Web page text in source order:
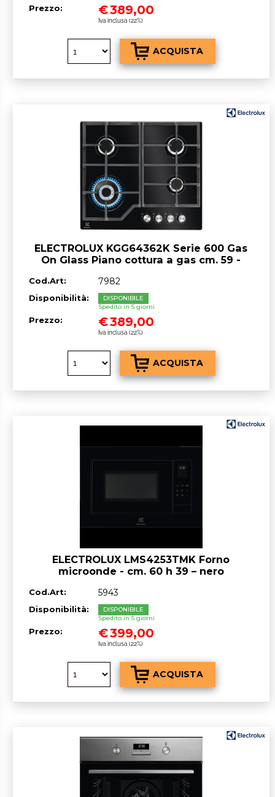
Prezzo: €389,00
Iva inclusa (22%)
ELECTROLUX KGG64362K Serie 600 Gas
On Glass Piano cottura a gas cm. 59 -
Cod.Art: 7982
Disponibilità:
DISPONIBILE
Spedito in 5 giorni
Prezzo: €389,00
Iva inclusa (22%)
ELECTROLUX LMS4253TMK Forno
microonde - cm. 60 h 39 – nero
Cod.Art: 5943
Disponibilità:
DISPONIBILE
Spedito in 5 giorni
Prezzo: €399,00
Iva inclusa (22%)